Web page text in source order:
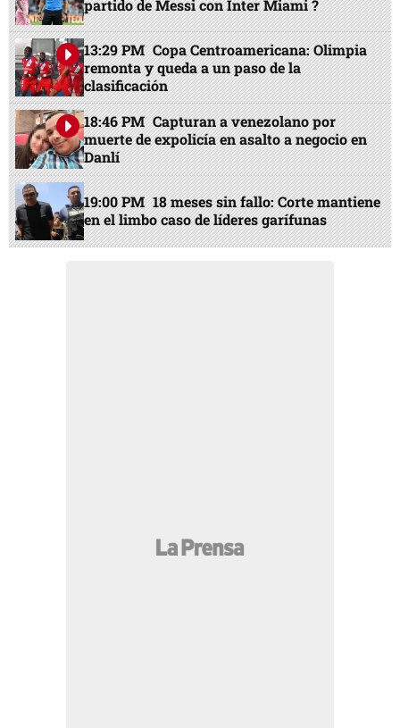
partido de Messi con Inter Miami ?
13:29 PM Copa Centroamericana: Olimpia
remonta y queda a un paso de la
clasificación
18:46 PM Capturan a venezolano por
muerte de expolicía en asalto a negocio en
Danlí
19:00 PM 18 meses sin fallo: Corte mantiene
en el limbo caso de líderes garífunas